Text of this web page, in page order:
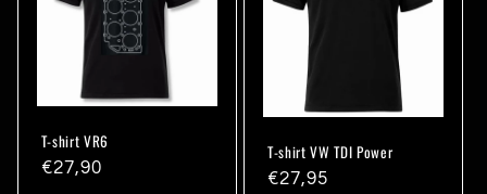
T-shirt VR6
Prix
€27,90
T-shirt VW TDI Power
Prix
€27,95